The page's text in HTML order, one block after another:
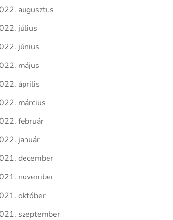
augusztus
július
június
május
április
március
február
január
december
november
október
szeptember